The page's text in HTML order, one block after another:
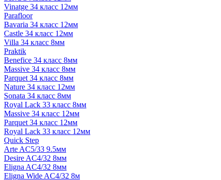
Vinatge 34 класс 12мм
Parafloor
Bavaria 34 класс 12мм
Castle 34 класс 12мм
Villa 34 класс 8мм
Praktik
Benefice 34 класс 8мм
Massive 34 класс 8мм
Parquet 34 класс 8мм
Nature 34 класс 12мм
Sonata 34 класс 8мм
Royal Lack 33 класс 8мм
Massive 34 класс 12мм
Parquet 34 класс 12мм
Royal Lack 33 класс 12мм
Quick Step
Arte AC5/33 9.5мм
Desire AC4/32 8мм
Eligna AC4/32 8мм
Eligna Wide AC4/32 8м